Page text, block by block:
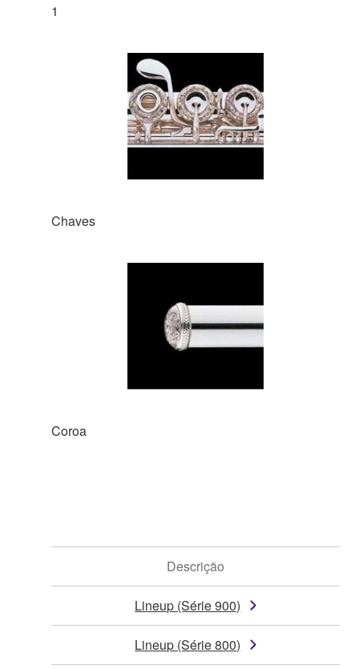
1
Chaves
Coroa
Descrição
Lineup (Série 900)
Lineup (Série 800)